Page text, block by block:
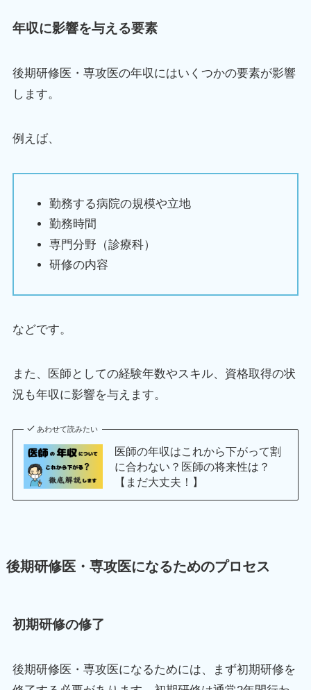
年収に影響を与える要素
後期研修医・専攻医の年収にはいくつかの要素が影響
します。
例えば、
勤務する病院の規模や立地
勤務時間
専門分野（診療科）
研修の内容
などです。
また、医師としての経験年数やスキル、資格取得の状
況も年収に影響を与えます。
あわせて読みたい
医師の年収はこれから下がって割
に合わない？医師の将来性は？
【まだ大丈夫！】
後期研修医・専攻医になるためのプロセス
初期研修の修了
後期研修医・専攻医になるためには、まず初期研修を